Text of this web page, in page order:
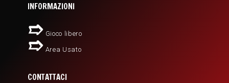
INFORMAZIONI
Gioco libero
Area Usato
CONTATTACI